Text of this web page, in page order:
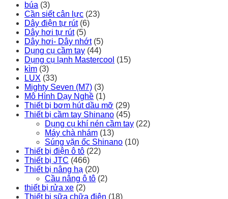
búa (3)
Cần siết cân lực (23)
Dây điện tự rút (6)
Dây hơi tự rút (5)
Dây hơi- Dây nhớt (5)
Dụng cụ cầm tay (44)
Dụng cụ lạnh Mastercool (15)
kìm (3)
LUX (33)
Mighty Seven (M7) (3)
Mô Hình Dạy Nghề (1)
Thiết bị bơm hút dầu mỡ (29)
Thiết bị cầm tay Shinano (45)
Dụng cụ khí nén cầm tay (22)
Máy chà nhám (13)
Súng vặn ốc Shinano (10)
Thiết bị điện ô tô (22)
Thiết bị JTC (466)
Thiết bị nâng hạ (20)
Cầu nâng ô tô (2)
thiết bị rửa xe (2)
Thiết bị sữa chữa điện (18)